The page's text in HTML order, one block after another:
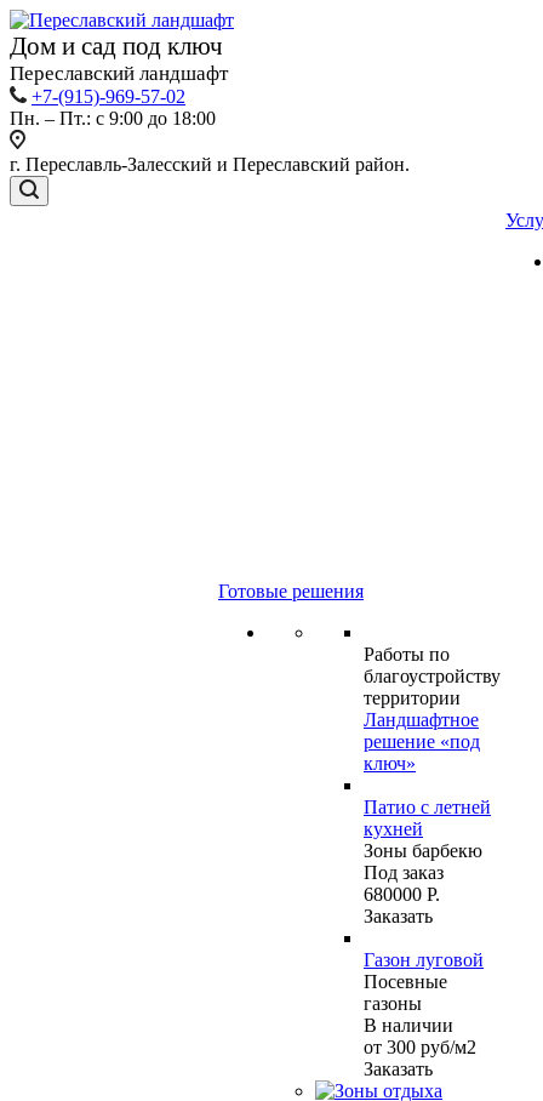
Дом и сад под ключ
Переславский ландшафт
+7-(915)-969-57-02
Пн. – Пт.: с 9:00 до 18:00
г. Переславль-Залесский и Переславский район.
Готовые решения
Работы по
благоустройству
территории
Ландшафтное
решение «под
ключ»
Патио с летней
кухней
Зоны барбекю
Под заказ
680000 Р.
Заказать
Газон луговой
Посевные
газоны
В наличии
от 300 руб/м2
Заказать